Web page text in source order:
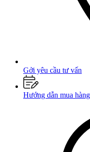
Gởi yêu cầu tư vấn
Hướng dẫn mua hàng